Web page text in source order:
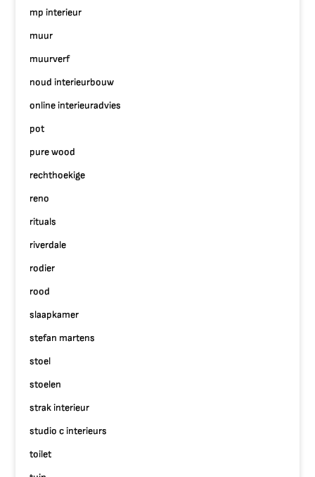
mp interieur
muur
muurverf
noud interieurbouw
online interieuradvies
pot
pure wood
rechthoekige
reno
rituals
riverdale
rodier
rood
slaapkamer
stefan martens
stoel
stoelen
strak interieur
studio c interieurs
toilet